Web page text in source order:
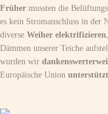
Früher mussten die
es kein Stromanschluss in der
diverse Weiher elektrifizieren
Dämmen unserer Teiche
wurden wir
Europäische Union unterstützt